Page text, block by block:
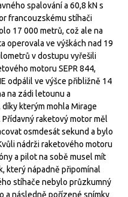
spalování a 60,8 kN s
francouzskému stíhači
17 000 metrů, což ale na
operovala ve výškách nad 19
v dostupu vyřešili
motoru SEPR 844,
odpálil ve výšce přibližně 14
na zádi letounu a
kterým mohla Mirage
raketový motor měl
osmdesát sekund a bylo
nádrži raketového motoru
a pilot na sobě musel mít
který nápadně připomínal
stíhače nebylo průzkumný
a následně pořízené snímky